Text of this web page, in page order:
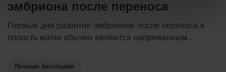
эмбриона после переноса
Первые дни развития эмбрионов после переноса в
полость матки обычно являются напряженным
Лечение бесплодия